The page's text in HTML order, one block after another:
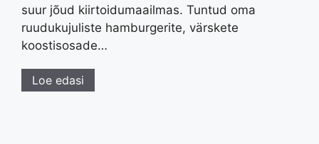
suur jõud kiirtoidumaailmas. Tuntud oma
ruudukujuliste hamburgerite, värskete
koostisosade…
Loe edasi